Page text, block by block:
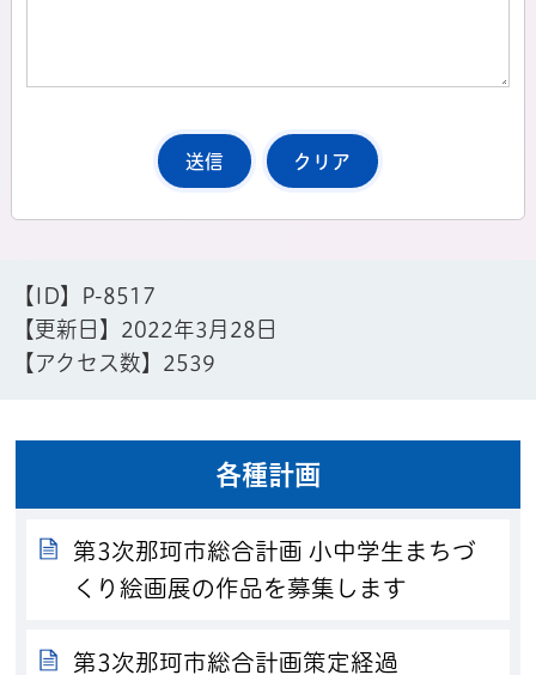
【ID】
P-8517
【更新日】 2022年3月28日
【アクセス数】 2539
各種計画
第3次那珂市総合計画 小中学生まちづ
くり絵画展の作品を募集します
第3次那珂市総合計画策定経過